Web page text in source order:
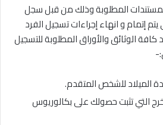
المطلوبة وذلك من قبل سجل
إتمام و انهاء إجراءات تسجيل الفرد
الوثائق والأوراق المطلوبة للتسجيل
الميلاد للشخص المتقدم.
التي تثبت حصولك على بكالوريوس